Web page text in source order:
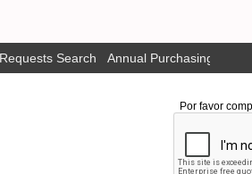
Requests Search Annual Purchasing Plan
Por favor